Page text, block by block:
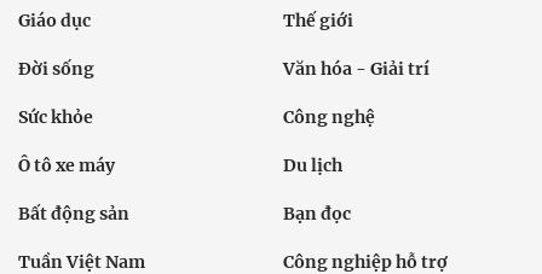
Giáo dục Thế giới
Đời sống Văn hóa - Giải trí
Sức khỏe Công nghệ
Ô tô xe máy Du lịch
Bất động sản Bạn đọc
Tuần Việt Nam Công nghiệp hỗ trợ